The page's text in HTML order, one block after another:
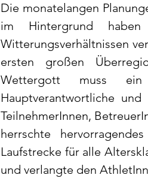
Die monatelangen
im Hintergrund
Witterungsverhältnissen
ersten großen
Wettergott muss
Hauptverantwortliche
TeilnehmerInnen,
herrschte
Laufstrecke für alle
und verlangte den